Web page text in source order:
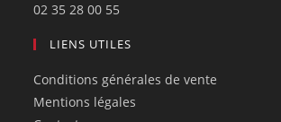
02 35 28 00 55
LIENS UTILES
Conditions générales de vente
Mentions légales